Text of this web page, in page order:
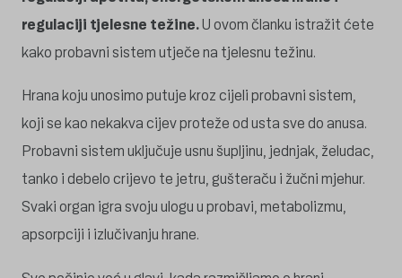
regulaciji tjelesne težine.U ovom članku istražit ćete
kako probavni sistem utječe na tjelesnu težinu.
Hrana koju unosimo putuje kroz cijeli probavni sistem,
koji se kao nekakva cijev proteže od usta sve do anusa.
Probavni sistem uključuje usnu šupljinu, jednjak, želudac,
tanko i debelo crijevo te jetru, gušteraču i žučni mjehur.
Svaki organ igra svoju ulogu u probavi, metabolizmu,
apsorpciji i izlučivanju hrane.